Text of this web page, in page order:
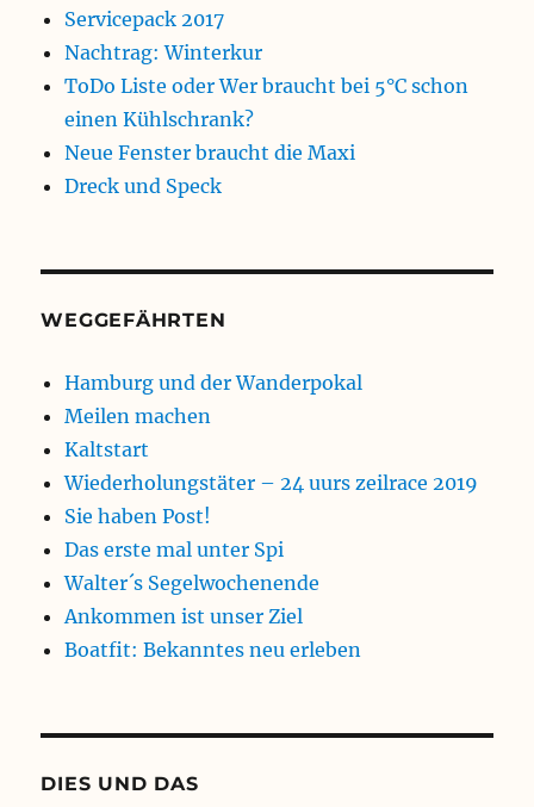
Servicepack 2017
Nachtrag: Winterkur
ToDo Liste oder Wer braucht bei 5°C schon
einen Kühlschrank?
Neue Fenster braucht die Maxi
Dreck und Speck
WEGGEFÄHRTEN
Hamburg und der Wanderpokal
Meilen machen
Kaltstart
Wiederholungstäter – 24 uurs zeilrace 2019
Sie haben Post!
Das erste mal unter Spi
Walter´s Segelwochenende
Ankommen ist unser Ziel
Boatfit: Bekanntes neu erleben
DIES UND DAS